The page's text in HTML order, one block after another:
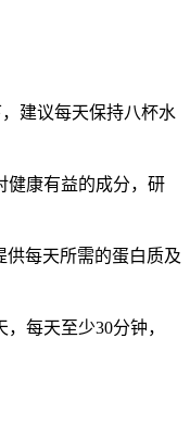
建议每天保持八杯水
健康有益的成分，研
每天所需的蛋白质及
每天至少30分钟，